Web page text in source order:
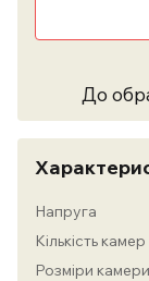
До
Напруга
Кількість камер
Розміри камери